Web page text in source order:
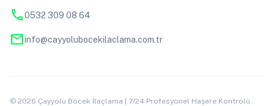
phone0532 309 08 64
mailinfo@cayyolubocekilaclama.com.tr
© 2026 Çayyolu Böcek İlaçlama | 7/24 Profesyonel Haşere Kontrolü.